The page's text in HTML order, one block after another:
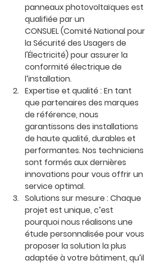
panneaux photovoltaïques est
qualifiée par un
CONSUEL (Comité National pour
la Sécurité des Usagers de
l'Électricité) pour assurer la
conformité électrique de
l’installation.
Expertise et qualité : En tant
que partenaires des marques
de référence, nous
garantissons des installations
de haute qualité, durables et
performantes. Nos techniciens
sont formés aux dernières
innovations pour vous offrir un
service optimal.
Solutions sur mesure : Chaque
projet est unique, c’est
pourquoi nous réalisons une
étude personnalisée pour vous
proposer la solution la plus
adaptée à votre bâtiment, qu’il